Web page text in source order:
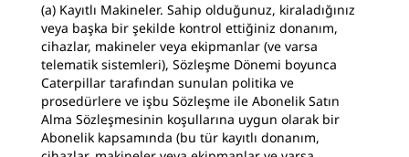
(a) Kayıtlı Makineler. Sahip olduğunuz, kiraladığınız
veya başka bir şekilde kontrol ettiğiniz donanım,
cihazlar, makineler veya ekipmanlar (ve varsa
telematik sistemleri), Sözleşme Dönemi boyunca
Caterpillar tarafından sunulan politika ve
prosedürlere ve işbu Sözleşme ile Abonelik Satın
Alma Sözleşmesinin koşullarına uygun olarak bir
Abonelik kapsamında (bu tür kayıtlı donanım,